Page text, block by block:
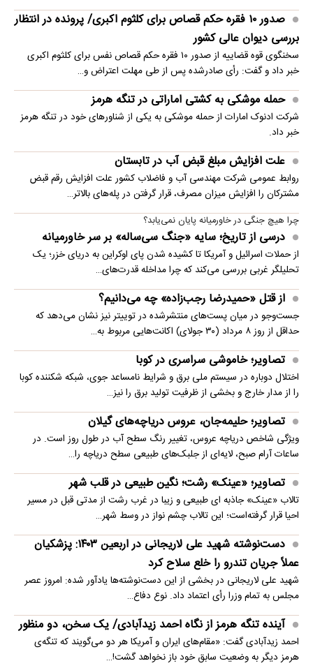
صدور ۱۰ فقره حکم قصاص برای کلثوم اکبری/ پرونده در انتظار
بررسی دیوان عالی کشور
سخنگوی قوه قضاییه از صدور ۱۰ فقره حکم قصاص نفس برای کلثوم اکبری
خبر داد و گفت: رأی صادرشده پس از طی مهلت اعتراض و…
حمله موشکی به کشتی اماراتی در تنگه هرمز
شرکت ادنوک امارات از حمله موشکی به یکی از شناورهای خود در تنگه هرمز
خبر داد.
علت افزایش مبلغ قبض آب در تابستان
روابط عمومی شرکت مهندسی آب و فاضلاب کشور علت افزایش رقم قبض
مشترکان را افزایش میزان مصرف، قرار گرفتن در پله‌های بالاتر…
چرا هیچ جنگی در خاورمیانه پایان نمی‌یابد؟
درسی از تاریخ؛ سایه «جنگ سی‌ساله» بر سر خاورمیانه
از حملات اسرائیل و آمریکا تا کشیده شدن پای اوکراین به دریای خزر؛ یک
تحلیلگر غربی بررسی می‌کند که چرا مداخله قدرت‌های…
از قتل «حمیدرضا رجب‌زاده» چه می‌دانیم؟
جست‌وجو در میان پست‌های منتشرشده در توییتر نیز نشان می‌دهد که
حداقل از روز ۸ مرداد (۳۰ جولای) اکانت‌هایی مربوط به…
تصاویر؛ خاموشی سراسری در کوبا
اختلال دوباره در سیستم ملی برق و شرایط نامساعد جوی، شبکه شکننده کوبا
را از مدار خارج و بخشی از ظرفیت تولید برق را نیز…
تصاویر؛ حلیمه‌جان، عروس دریاچه‌های گیلان
ویژگی شاخص دریاچه عروس، تغییر رنگ سطح آب در طول روز است. در
ساعات آرام صبح، لایه‌ای از جلبک‌های طبیعی سطح دریاچه را…
تصاویر؛ «عینک» رشت؛ نگین طبیعی در قلب شهر
تالاب «عینک» جاذبه ای طبیعی و زیبا در غرب رشت از مدتی قبل در مسیر
احیا قرار گرفته‌است؛ این تالاب چشم نواز در وسط شهر…
دست‌نوشته شهید علی لاریجانی در اربعین ۱۴۰۳: پزشکیان
عملاً جریان تندرو را خلع سلاح کرد
شهید علی لاریجانی در بخشی از این دست‌نوشته‌ها یادآور شده: امروز عصر
مجلس به تمام وزرا رأی اعتماد داد. نوع دفاع…
آینده تنگه هرمز از نگاه احمد زیدآبادی/ یک سخن، دو منظور
احمد زیدآبادی گفت: «مقام‌های ایران و آمریکا هر دو می‌گویند که تنگه‌ی
هرمز دیگر به وضعیت سابق خود باز نخواهد گشت!…